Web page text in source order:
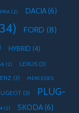
(2) DACIA(6)
FORD (8)
HYBRID (4)
(2) LEXUS (3)
(3) MERCEDES
(3)
PLUG-
(2) SKODA(6)